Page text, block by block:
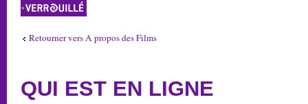
Sujet verrouillé
Retourner vers A propos des Films
QUI EST EN LIGNE